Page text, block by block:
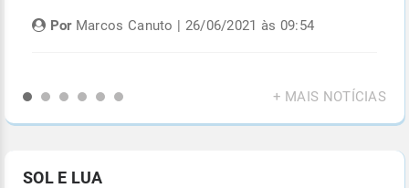
PorMarcos Canuto | 26/06/2021 às 09:54
+ MAIS NOTÍCIAS
SOL E LUA